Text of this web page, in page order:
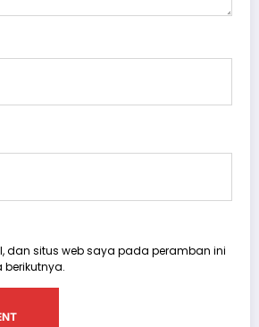
dan situs web saya pada peramban ini
berikutnya.